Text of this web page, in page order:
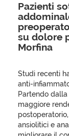
Pazienti
su dolore
Morfina
Studi recenti
anti-
Partendo
maggiore
ansiolitici e